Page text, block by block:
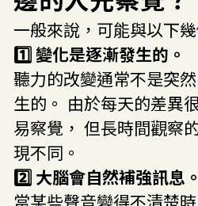
一般來說，可能與以下
1️⃣ 變化是逐漸發生的。
聽力的改變通常不是突
生的。 由於每天的差異
易察覺， 但長時間觀察
現不同。
2️⃣ 大腦會自然補強訊息。
當某些聲音變得不清楚